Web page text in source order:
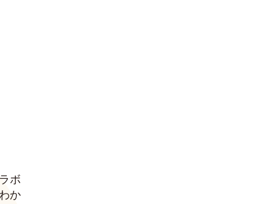
ボ
か